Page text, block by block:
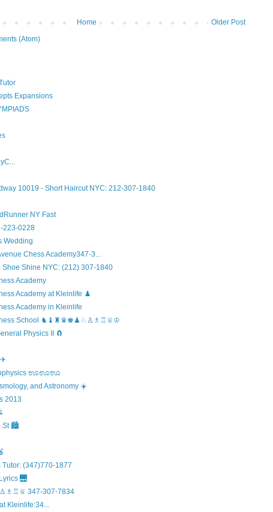
Older Post
Home
(Atom)
Expansions
10019 - Short Haircut NYC: 212-307-1840
NY Fast
223-0228
Wedding
Chess Academy347-3...
Shoe Shine NYC: (212) 307-1840
Academy
Academy at Kleinlife ♟️
Academy in Kleinlife
Chess School ♞♝♜♛♚♟♘♙♗♖♕♔
Physics II 🧲
✈
ಊಊಊ
and Astronomy ☀️
2013
St 🏙️
Tutor: (347)770-1877
🌉
♙♗♖♕ 347-307-7834
Kleinlife:34...